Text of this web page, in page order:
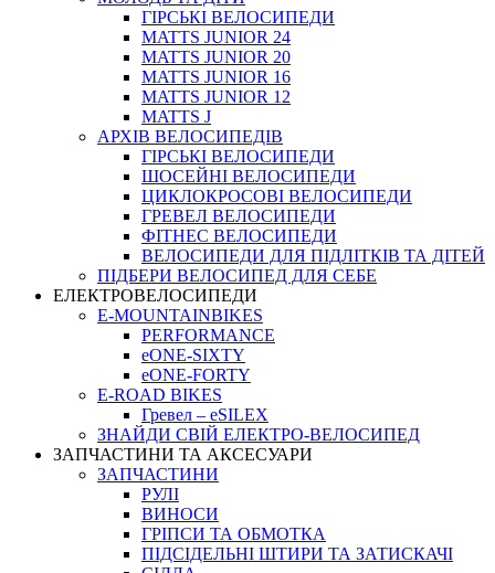
ГIРСЬКI ВЕЛОСИПЕДИ
MATTS JUNIOR 24
MATTS JUNIOR 20
MATTS JUNIOR 16
MATTS JUNIOR 12
MATTS J
АРХIВ ВЕЛОСИПЕДIВ
ГІРСЬКІ ВЕЛОСИПЕДИ
ШОСЕЙНІ ВЕЛОСИПЕДИ
ЦИКЛОКРОСОВІ ВЕЛОСИПЕДИ
ГРЕВЕЛ ВЕЛОСИПЕДИ
ФІТНЕС ВЕЛОСИПЕДИ
ВЕЛОСИПЕДИ ДЛЯ ПІДЛІТКІВ ТА ДІТЕЙ
ПIДБЕРИ ВЕЛОСИПЕД ДЛЯ СЕБЕ
ЕЛЕКТРОВЕЛОСИПЕДИ
E-MOUNTAINBIKES
PERFORMANCE
eONE-SIXTY
eONE-FORTY
E-ROAD BIKES
Гревел – eSILEX
ЗНАЙДИ СВІЙ ЕЛЕКТРО-ВЕЛОСИПЕД
ЗАПЧАСТИНИ ТА АКСЕСУАРИ
ЗАПЧАСТИНИ
РУЛІ
ВИНОСИ
ГРІПСИ ТА ОБМОТКА
ПІДСІДЕЛЬНІ ШТИРИ ТА ЗАТИСКАЧІ